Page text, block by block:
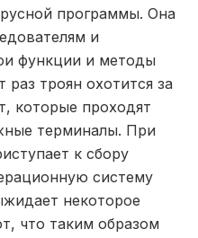
программы. Она
и
функции и методы
раз троян охотится за
которые проходят
терминалы. При
к сбору
систему
некоторое
что таким образом